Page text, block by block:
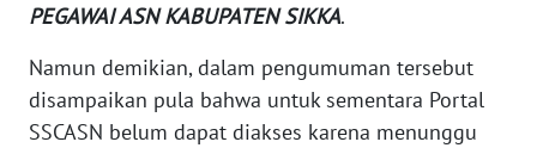
PEGAWAI ASN KABUPATEN SIKKA.
Namun demikian, dalam pengumuman tersebut
disampaikan pula bahwa untuk sementara Portal
SSCASN belum dapat diakses karena menunggu
WN
WN
SULTENG